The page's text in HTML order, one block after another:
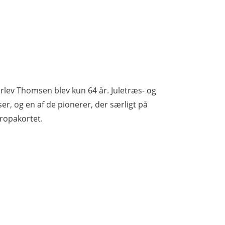
Thomsen blev kun 64 år. Juletræs- og
og en af de pionerer, der særligt på